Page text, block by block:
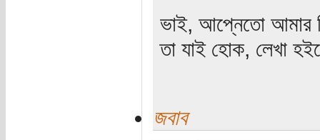
ভাই, আপ্নেতো আমার
তা যাই হোক, লেখা
জবাব